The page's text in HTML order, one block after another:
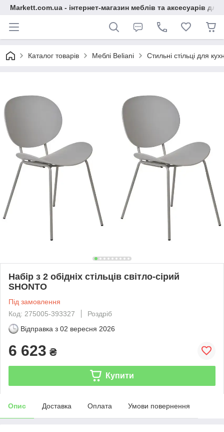
Markett.com.ua - інтернет-магазин меблів та аксесуарів для
Каталог товарів Меблі Beliani Стильні стільці для
Набір з 2 обідніх стільців світло-сірий
SHONTO
Під замовлення
Код: 275005-393327
Роздріб
Відправка з 02 вересня 2026
6 623 ₴
Купити
Опис Доставка Оплата Умови повернення